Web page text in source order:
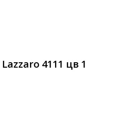
4111 цв 1